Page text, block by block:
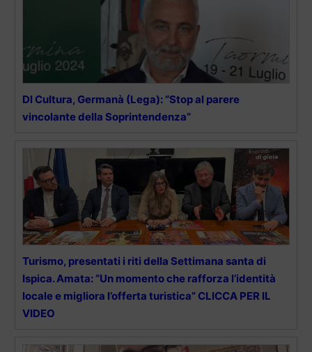
Dl Cultura, Germanà (Lega): “Stop al parere
vincolante della Soprintendenza”
Turismo, presentati i riti della Settimana santa di
Ispica. Amata: “Un momento che rafforza l’identità
locale e migliora l’offerta turistica” CLICCA PER IL
VIDEO